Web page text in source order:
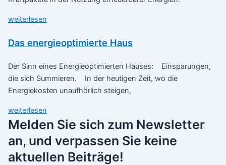
weiterlesen
Das energieoptimierte Haus
Der Sinn eines Energieoptimierten Hauses: Einsparungen,
die sich Summieren. In der heutigen Zeit, wo die
Energiekosten unaufhörlich steigen,
weiterlesen
Melden Sie sich zum Newsletter
an, und verpassen Sie keine
aktuellen Beiträge!